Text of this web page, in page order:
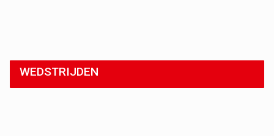
WEDSTRIJDEN